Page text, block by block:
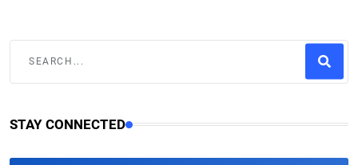
STAY CONNECTED